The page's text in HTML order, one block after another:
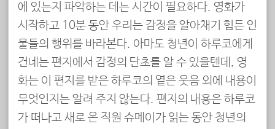
에 있는지 파악하는 데는 시간이 필요하다. 영화가
시작하고 10분 동안 우리는 감정을 알아채기 힘든 인
물들의 행위를 바라본다. 아마도 청년이 하루코에게
건네는 편지에서 감정의 단초를 알 수 있을텐데, 영
화는 이 편지를 받은 하루코의 옅은 웃음 외에 내용이
무엇인지는 알려 주지 않는다. 편지의 내용은 하루코
가 떠나고 새로 온 직원 슈메이가 읽는 동안 청년의